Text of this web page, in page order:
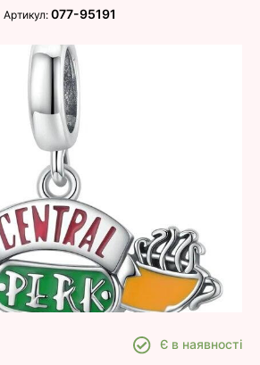
Артикул: 077-95191
Є в наявності